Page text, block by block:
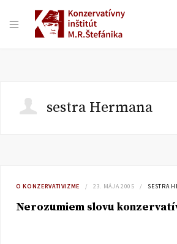
sestra Hermana
O KONZERVATIVIZME 23. MÁJA 2005 SESTRA
Nerozumiem slovu